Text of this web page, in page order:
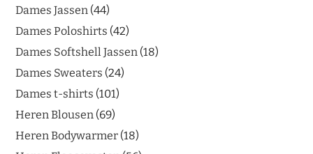
Dames Jassen 44
Dames Poloshirts 42
Dames Softshell Jassen 18
Dames Sweaters 24
Dames t-shirts 101
Heren Blousen 69
Heren Bodywarmer 18